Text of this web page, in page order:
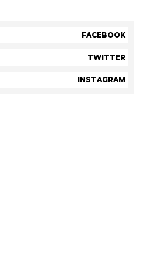
FACEBOOK
TWITTER
INSTAGRAM